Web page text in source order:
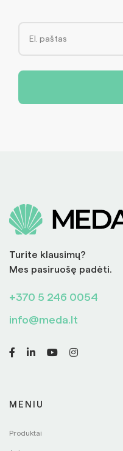
Turite klausimų?
Mes pasiruošę padėti.
+370 5 246 0054
info@meda.lt
MENIU
Produktai